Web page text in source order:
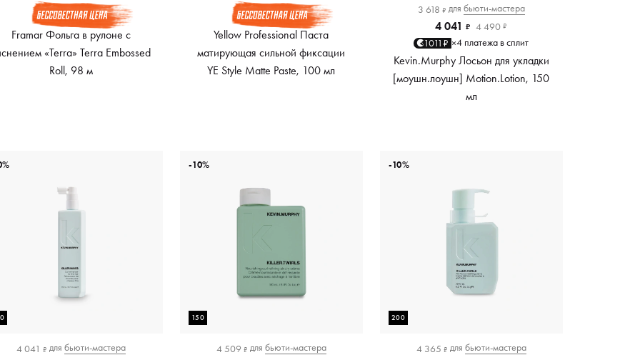
Framar Фольга в рулоне с
«Terra» Terra Embossed
Roll, 98 м
Yellow Professional Паста
матирующая сильной фиксации
YE Style Matte Paste, 100 мл
3 618 ₽ для бьюти-мастера
4 041 ₽ 4 490 ₽
1011₽ ×4 платежа в сплит
Kevin.Murphy Лосьон для укладки
[моушн.лоушн] Motion.Lotion, 150
мл
4 041 ₽ для бьюти-мастера
150
4 509 ₽ для бьюти-мастера
-10%
200
4 365 ₽ для бьюти-мастера
-10%